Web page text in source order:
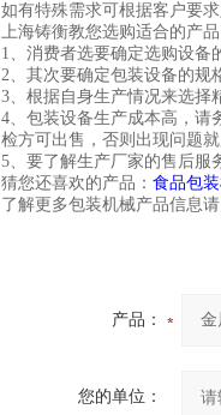
如有特殊需求可根据客户要
上海铸衡教您选购适合的产
1、消费者选要确定选购设备
2、其次要确定包装设备的规
3、根据自身生产情况来选择
4、包装设备生产成本高，请
检方可出售，否则出现问题
5、要了解生产厂家的售后服
猜您还喜欢的产品： 食品包
了解更多包装机械产品信息
产品：
您的单位：